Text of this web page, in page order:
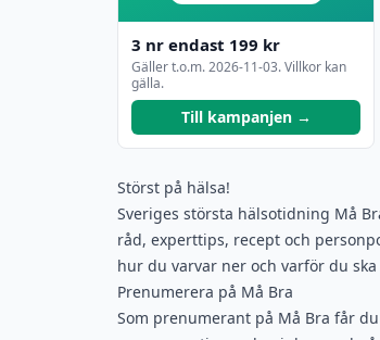
3 nr endast 199 kr
Gäller t.o.m.2026-11-03. Villkor kan
gälla.
Till kampanjen →
Störst på hälsa!
Sveriges största hälsotidning Må
råd, experttips, recept och
hur du varvar ner och varför du ska
Prenumerera på Må Bra
Som prenumerant på Må Bra får